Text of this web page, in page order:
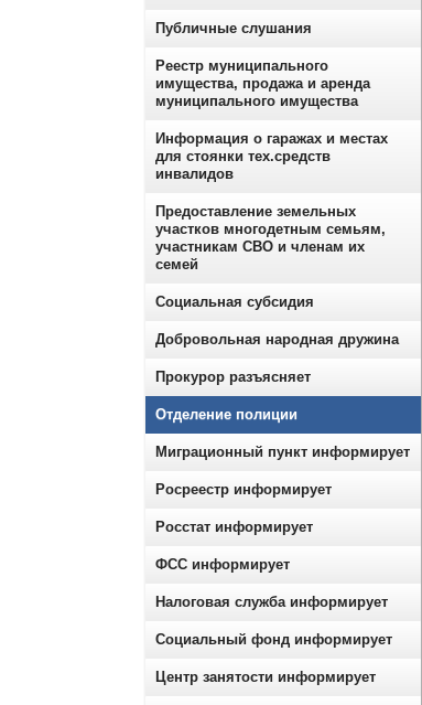
Публичные слушания
Реестр муниципального
имущества, продажа и аренда
муниципального имущества
Информация о гаражах и местах
для стоянки тех.средств
инвалидов
Предоставление земельных
участков многодетным семьям,
участникам СВО и членам их
семей
Социальная субсидия
Добровольная народная дружина
Прокурор разъясняет
Отделение полиции
Миграционный пункт информирует
Росреестр информирует
Росстат информирует
ФСС информирует
Налоговая служба информирует
Социальный фонд информирует
Центр занятости информирует